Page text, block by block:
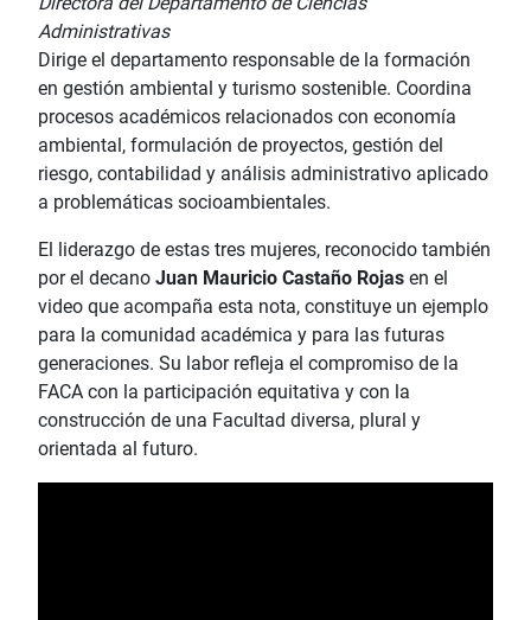
Administrativas
Dirige el departamento responsable de la formación
en gestión ambiental y turismo sostenible. Coordina
procesos académicos relacionados con economía
ambiental, formulación de proyectos, gestión del
riesgo, contabilidad y análisis administrativo aplicado
a problemáticas socioambientales.
El liderazgo de estas tres mujeres, reconocido también
por el decano Juan Mauricio Castaño Rojas en el
video que acompaña esta nota, constituye un ejemplo
para la comunidad académica y para las futuras
generaciones. Su labor refleja el compromiso de la
FACA con la participación equitativa y con la
construcción de una Facultad diversa, plural y
orientada al futuro.